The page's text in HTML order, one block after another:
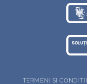
TERMENI SI CONDITII